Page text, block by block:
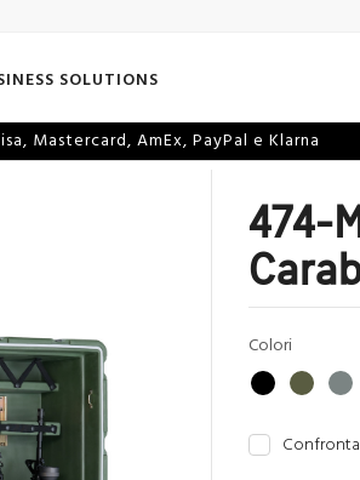
SOLUTIONS
Mastercard, AmEx, PayPal e Klarna
474-
Colori